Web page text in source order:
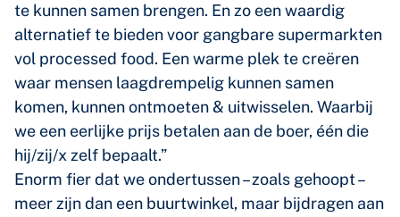
te kunnen samen brengen. En zo een waardig
alternatief te bieden voor gangbare supermarkten
vol processed food. Een warme plek te creëren
waar mensen laagdrempelig kunnen samen
komen, kunnen ontmoeten & uitwisselen. Waarbij
we een eerlijke prijs betalen aan de boer, één die
hij/zij/x zelf bepaalt.”
Enorm fier dat we ondertussen – zoals gehoopt –
meer zijn dan een buurtwinkel, maar bijdragen aan